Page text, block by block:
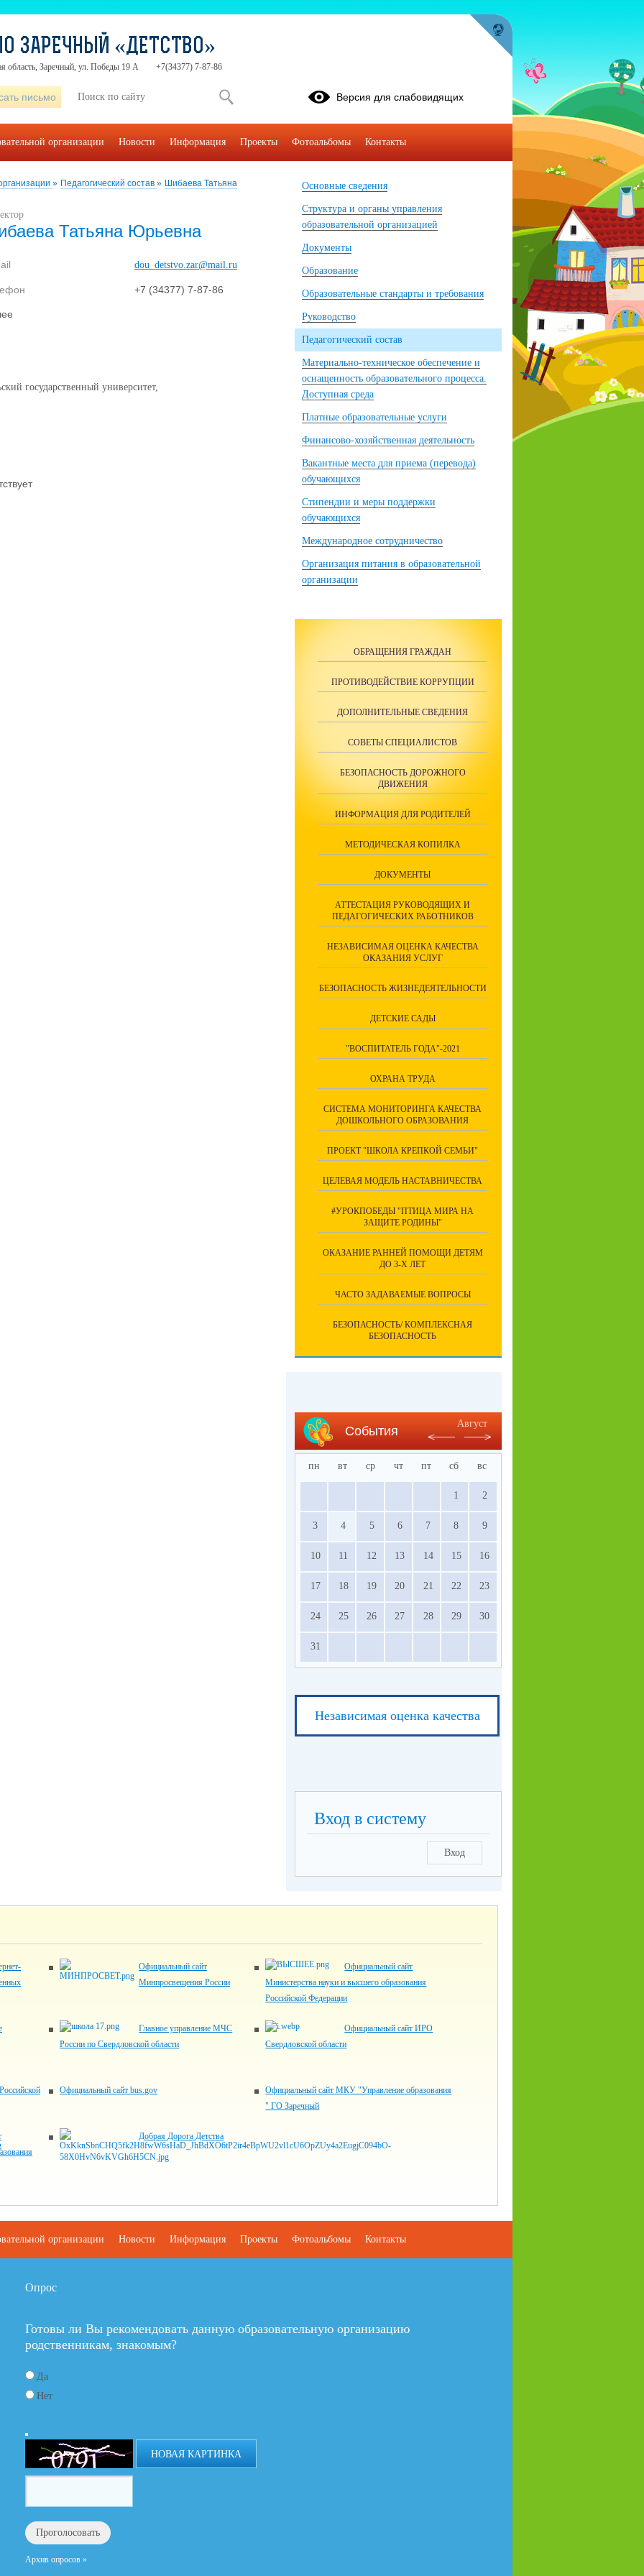
» Педагогический состав » Шибаева Татьяна
Татьяна Юрьевна
dou_detstvo.zar@mail.ru
+7 (34377) 7-87-86
государственный университет,
Основные сведения
Структура и органы управления
образовательной организацией
Документы
Образование
Образовательные стандарты и требования
Руководство
Педагогический состав
Материально-техническое обеспечение и
оснащенность образовательного процесса.
Доступная среда
Платные образовательные услуги
Финансово-хозяйственная деятельность
Вакантные места для приема (перевода)
обучающихся
Стипендии и меры поддержки
обучающихся
Международное сотрудничество
Организация питания в образовательной
организации
ОБРАЩЕНИЯ ГРАЖДАН
ПРОТИВОДЕЙСТВИЕ КОРРУПЦИИ
ДОПОЛНИТЕЛЬНЫЕ СВЕДЕНИЯ
СОВЕТЫ СПЕЦИАЛИСТОВ
БЕЗОПАСНОСТЬ ДОРОЖНОГО
ДВИЖЕНИЯ
ИНФОРМАЦИЯ ДЛЯ РОДИТЕЛЕЙ
МЕТОДИЧЕСКАЯ КОПИЛКА
ДОКУМЕНТЫ
АТТЕСТАЦИЯ РУКОВОДЯЩИХ И
ПЕДАГОГИЧЕСКИХ РАБОТНИКОВ
НЕЗАВИСИМАЯ ОЦЕНКА КАЧЕСТВА
ОКАЗАНИЯ УСЛУГ
БЕЗОПАСНОСТЬ ЖИЗНЕДЕЯТЕЛЬНОСТИ
ДЕТСКИЕ САДЫ
"ВОСПИТАТЕЛЬ ГОДА"-2021
ОХРАНА ТРУДА
СИСТЕМА МОНИТОРИНГА КАЧЕСТВА
ДОШКОЛЬНОГО ОБРАЗОВАНИЯ
ПРОЕКТ "ШКОЛА КРЕПКОЙ СЕМЬИ"
ЦЕЛЕВАЯ МОДЕЛЬ НАСТАВНИЧЕСТВА
#УРОКПОБЕДЫ "ПТИЦА МИРА НА
ЗАЩИТЕ РОДИНЫ"
ОКАЗАНИЕ РАННЕЙ ПОМОЩИ ДЕТЯМ
ДО 3-Х ЛЕТ
ЧАСТО ЗАДАВАЕМЫЕ ВОПРОСЫ
БЕЗОПАСНОСТЬ/ КОМПЛЕКСНАЯ
БЕЗОПАСНОСТЬ
События
Август
пн вт ср чт пт сб вс
1 2
3 4 5 6 7 8 9
10 11 12 13 14 15 16
17 18 19 20 21 22 23
24 25 26 27 28 29 30
31
Независимая оценка качества
Вход в систему
Вход
Официальный сайт
Минпросвещения России
Официальный сайт
Министерства науки и высшего образования
Российской Федерации
Главное управление МЧС
России по Свердловской области
Официальный сайт ИРО
Свердловской области
Официальный сайт bus.gov
Официальный сайт МКУ "Управление образования
" ГО Заречный
Добрая Дорога Детства
ЗАРЕЧНЫЙ «ДЕТСТВО»
область, Заречный, ул. Победы 19 А +7(34377) 7-87-86
письмо Версия для слабовидящих
организации Новости Информация Проекты Фотоальбомы Контакты
организации Новости Информация Проекты Фотоальбомы Контакты
Опрос
Готовы ли Вы рекомендовать данную образовательную организацию
родственникам, знакомым?
Да
Нет
НОВАЯ КАРТИНКА
Архив опросов »